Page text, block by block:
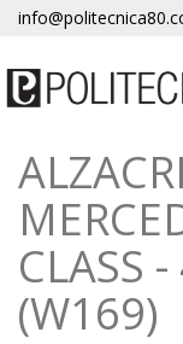
CLASS
(W169)